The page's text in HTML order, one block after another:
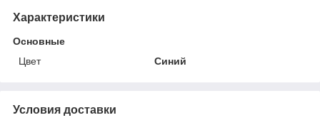
Характеристики
Основные
Цвет
Синий
Условия доставки